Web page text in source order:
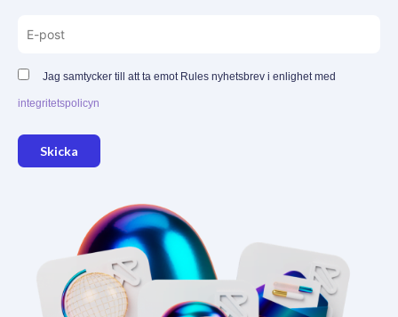
Jag samtycker till att ta emot Rules nyhetsbrev i enlighet med
integritetspolicyn
Skicka